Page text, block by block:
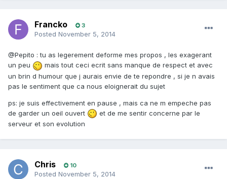
Francko 3
Posted November 5, 2014
@Pepito : tu as legerement deforme mes propos , les exagerant
un peu
mais tout ceci ecrit sans manque de respect et avec
un brin d humour que j aurais envie de te repondre , si je n avais
pas le sentiment que ca nous eloignerait du sujet
ps: je suis effectivement en pause , mais ca ne m empeche pas
de garder un oeil ouvert
et de me sentir concerne par le
serveur et son evolution
Chris 10
Posted November 5, 2014